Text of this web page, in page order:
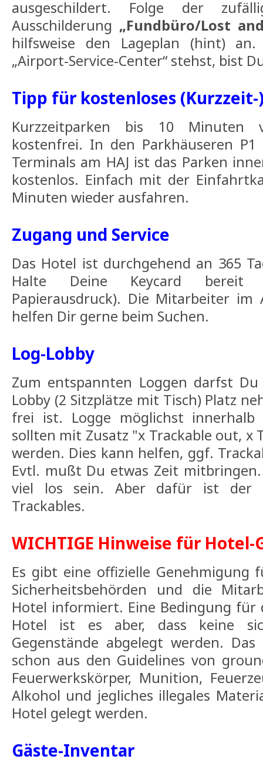
ausgeschildert. Folge der
Ausschilderung „Fundbüro/Lost
hilfsweise den Lageplan (hint)
„Airport-Service-Center“ stehst, bist
Tipp für kostenloses (Kurzzeit-
Kurzzeitparken bis 10 Minuten
kostenfrei. In den Parkhäuseren
Terminals am HAJ ist das Parken
kostenlos. Einfach mit der
Minuten wieder ausfahren.
Zugang und Service
Das Hotel ist durchgehend an 365
Halte Deine Keycard bereit
Papierausdruck). Die Mitarbeiter im
helfen Dir gerne beim Suchen.
Log-Lobby
Zum entspannten Loggen darfst
Lobby (2 Sitzplätze mit Tisch) Platz
frei ist. Logge möglichst innerhalb
sollten mit Zusatz "x Trackable out, x
werden. Dies kann helfen, ggf.
Evtl. mußt Du etwas Zeit
viel los sein. Aber dafür ist der
Trackables.
WICHTIGE Hinweise für Hotel-
Es gibt eine offizielle Genehmigung
Sicherheitsbehörden und die
Hotel informiert. Eine Bedingung für
Hotel ist es aber, dass keine
Gegenstände abgelegt werden.
schon aus den Guidelines von
Feuerwerkskörper, Munition,
Alkohol und jegliches illegales
Hotel gelegt werden.
Gäste-Inventar